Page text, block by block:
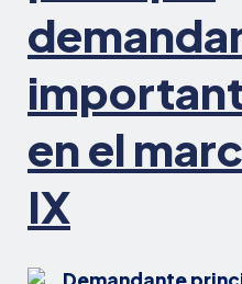
en el
IX